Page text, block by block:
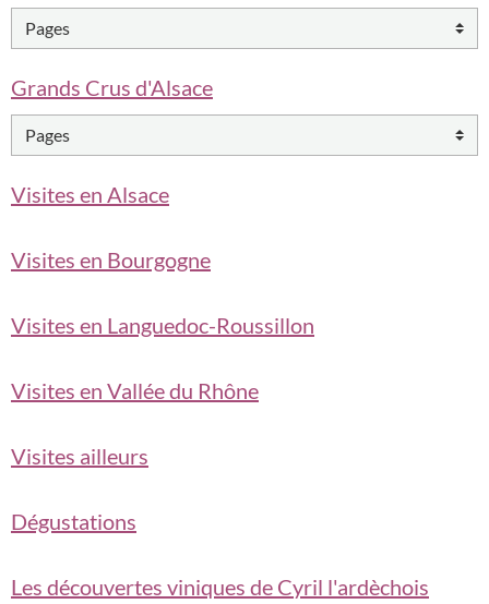
Grands Crus d'Alsace
Visites en Alsace
Visites en Bourgogne
Visites en Languedoc-Roussillon
Visites en Vallée du Rhône
Visites ailleurs
Dégustations
Les découvertes viniques de Cyril l'ardèchois